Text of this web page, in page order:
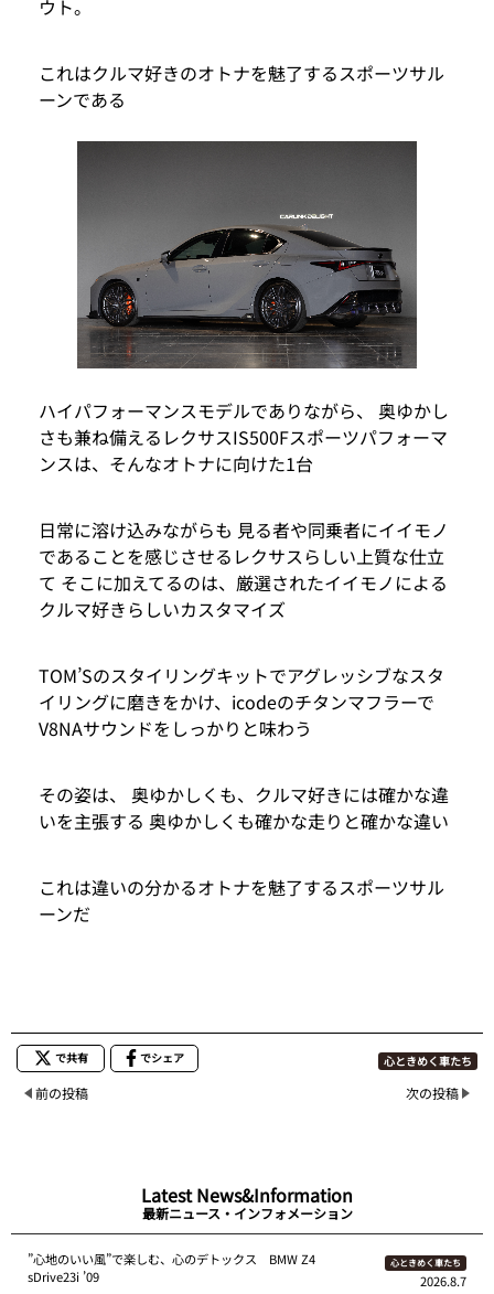
ウト。
これはクルマ好きのオトナを魅了するスポーツサル
ーンである
ハイパフォーマンスモデルでありながら、 奥ゆかし
さも兼ね備えるレクサスIS500Fスポーツパフォーマ
ンスは、そんなオトナに向けた1台
日常に溶け込みながらも 見る者や同乗者にイイモノ
であることを感じさせるレクサスらしい上質な仕立
て そこに加えてるのは、厳選されたイイモノによる
クルマ好きらしいカスタマイズ
TOM’Sのスタイリングキットでアグレッシブなスタ
イリングに磨きをかけ、icodeのチタンマフラーで
V8NAサウンドをしっかりと味わう
その姿は、 奥ゆかしくも、クルマ好きには確かな違
いを主張する 奥ゆかしくも確かな走りと確かな違い
これは違いの分かるオトナを魅了するスポーツサル
ーンだ
で共有 でシェア 心ときめく車たち
前の投稿 次の投稿
Latest News&Information
最新ニュース・インフォメーション
”心地のいい風”で楽しむ、心のデトックス BMW Z4
sDrive23i ’09
心ときめく車たち
2026.8.7